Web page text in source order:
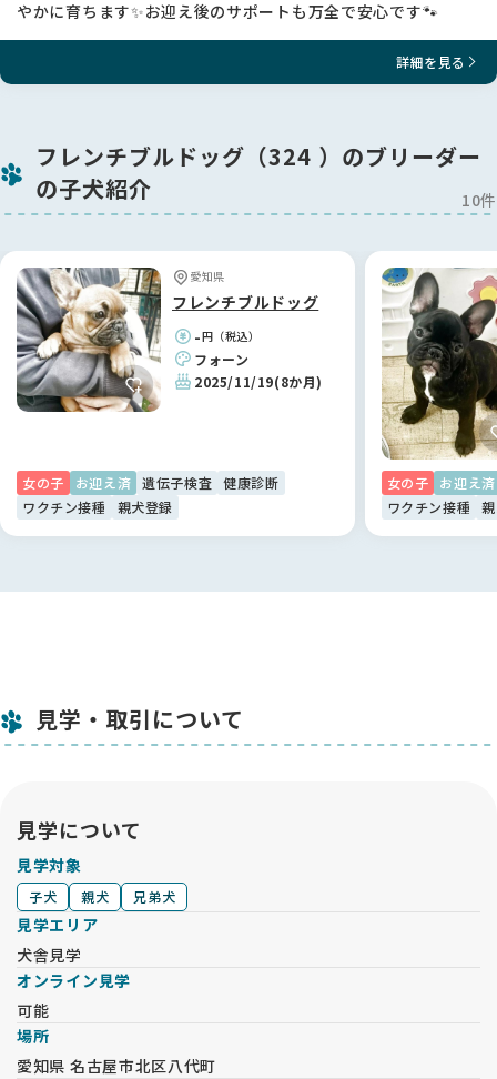
やかに育ちます✨お迎え後のサポートも万全で安心です🐾
詳細を見る
フレンチブルドッグ（324 ）のブリーダー
の子犬紹介
10件
愛知県
フレンチブルドッグ
-円（税込）
フォーン
2025/11/19(8か月)
女の子 お迎え済 遺伝子検査
健康診断
ワクチン接種
親犬登録
女の子
お迎え済
ワクチン接種
見学・取引について
見学について
見学対象
子犬 親犬 兄弟犬
見学エリア
犬舎見学
オンライン見学
可能
場所
愛知県 名古屋市北区八代町